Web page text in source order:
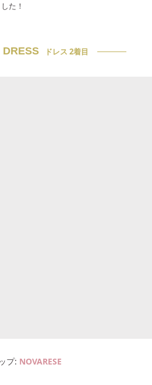
た！
DRESS ドレス 2着目
プ NOVARESE